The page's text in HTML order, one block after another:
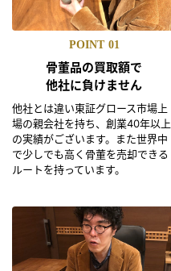
POINT 01
骨董品の買取額で
他社に負けません
他社とは違い東証グロース市場上
場の親会社を持ち、創業40年以上
の実績がございます。また世界中
で少しでも高く骨董を売却できる
ルートを持っています。